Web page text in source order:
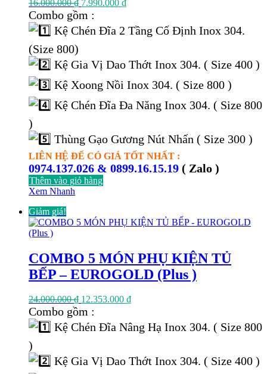
16.000.000₫
gốc
16.000.000 ₫.
7.990.000 ₫
là:
Combo gồm :
Kệ Chén Đĩa 2 Tầng Cố Định Inox 304.
(Size 800)
Kệ Gia Vị Dao Thớt Inox 304. ( Size 400 )
Kệ Xoong Nồi Inox 304. ( Size 800 )
Kệ Chén Đĩa Đa Năng Inox 304. ( Size 800
)
Thùng Gạo Gương Nút Nhấn ( Size 300 )
LIÊN HỆ ĐỂ CÓ GIÁ TỐT NHẤT :
0974.137.026 & 0899.16.15.19 ( Zalo )
Thêm vào giỏ hàng
Xem Nhanh
Giảm giá!
COMBO 5 MÓN PHỤ KIỆN TỦ
BẾP – EUROGOLD (Plus )
24.000.000₫ Giá
gốc
là:
24.000.000 ₫.
12.353.000 ₫Giá
tại
là:
Combo gồm :
Kệ Chén Đĩa Nâng Hạ Inox 304. ( Size 800
)
Kệ Gia Vị Dao Thớt Inox 304. ( Size 400 )